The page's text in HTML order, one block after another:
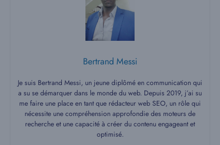
Bertrand Messi
Je suis Bertrand Messi, un jeune diplômé en communication qui
a su se démarquer dans le monde du web. Depuis 2019, j’ai su
me faire une place en tant que rédacteur web SEO, un rôle qui
nécessite une compréhension approfondie des moteurs de
recherche et une capacité à créer du contenu engageant et
optimisé.